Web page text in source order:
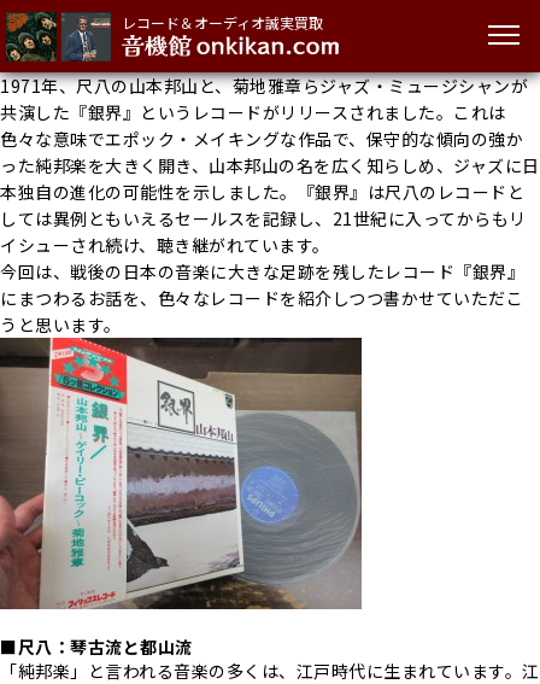
レコード＆オーディオ誠実買取
1971年、尺八の山本邦山と、菊地雅章らジャズ・ミュージシャンが
共演した『銀界』というレコードがリリースされました。これは
色々な意味でエポック・メイキングな作品で、保守的な傾向の強か
った純邦楽を大きく開き、山本邦山の名を広く知らしめ、ジャズに日
本独自の進化の可能性を示しました。『銀界』は尺八のレコードと
しては異例ともいえるセールスを記録し、21世紀に入ってからもリ
イシューされ続け、聴き継がれています。
今回は、戦後の日本の音楽に大きな足跡を残したレコード『銀界』
にまつわるお話を、色々なレコードを紹介しつつ書かせていただこ
うと思います。
■尺八：琴古流と都山流
「純邦楽」と言われる音楽の多くは、江戸時代に生まれています。江